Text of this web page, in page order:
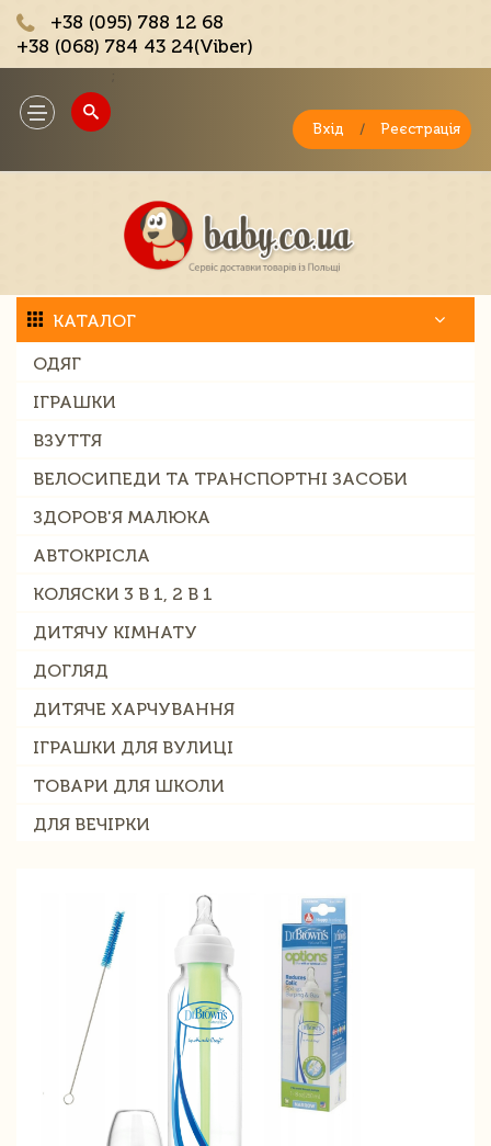
+38 (095) 788 12 68
+38 (068) 784 43 24(Viber)
Toggle
navigation
Вхід / Реєстрація
КАТАЛОГ
ОДЯГ
ІГРАШКИ
ВЗУТТЯ
ВЕЛОСИПЕДИ ТА ТРАНСПОРТНІ ЗАСОБИ
ЗДОРОВ'Я МАЛЮКА
АВТОКРІСЛА
КОЛЯСКИ 3 В 1, 2 В 1
ДИТЯЧУ КІМНАТУ
ДОГЛЯД
ДИТЯЧЕ ХАРЧУВАННЯ
ІГРАШКИ ДЛЯ ВУЛИЦІ
ТОВАРИ ДЛЯ ШКОЛИ
ДЛЯ ВЕЧІРКИ